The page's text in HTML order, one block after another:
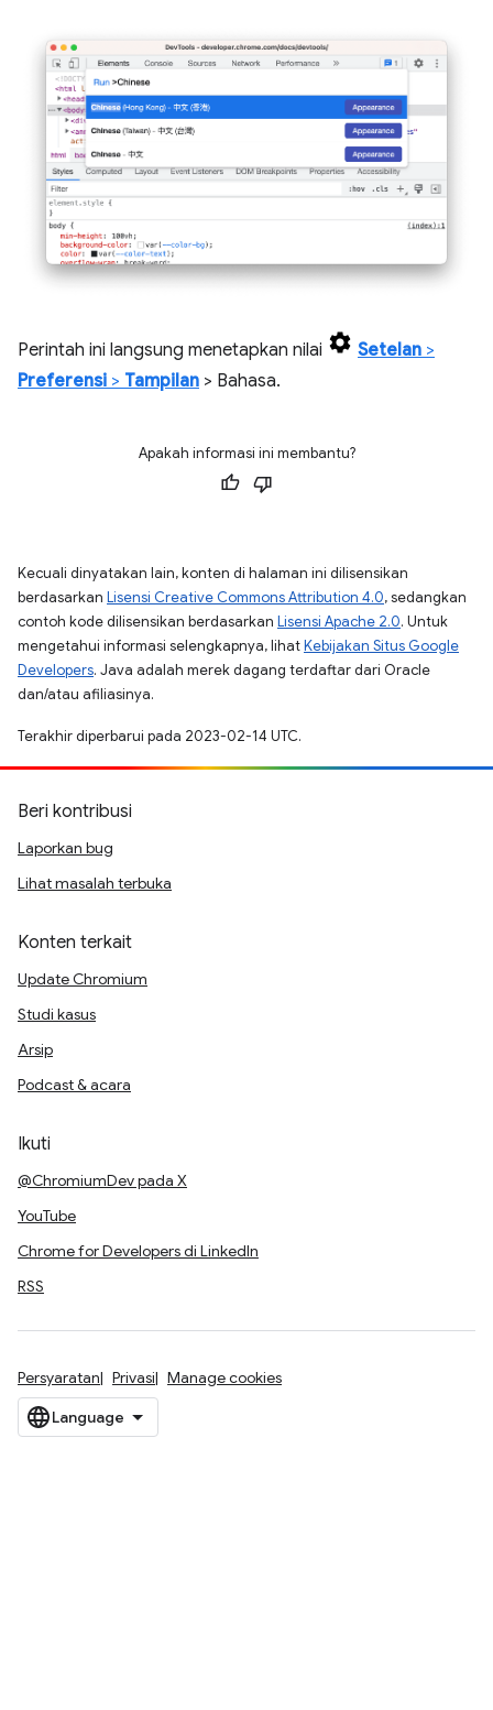
Perintah ini langsung menetapkan nilai Setelan >
Preferensi > Tampilan > Bahasa.
Apakah informasi ini membantu?
Kecuali dinyatakan lain, konten di halaman ini dilisensikan
berdasarkan Lisensi Creative Commons Attribution 4.0, sedangkan
contoh kode dilisensikan berdasarkan Lisensi Apache 2.0. Untuk
mengetahui informasi selengkapnya, lihatKebijakan Situs Google
Developers. Java adalah merek dagang terdaftar dari Oracle
dan/atau afiliasinya.
Terakhir diperbarui pada 2023-02-14 UTC.
Beri kontribusi
Laporkan bug
Lihat masalah terbuka
Konten terkait
Update Chromium
Studi kasus
Arsip
Podcast & acara
Ikuti
@ChromiumDev pada X
YouTube
Chrome for Developers di LinkedIn
RSS
Persyaratan Privasi Manage cookies